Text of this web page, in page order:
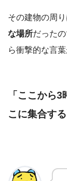
その建物の周
な場所だった
ら衝撃的な言葉
「ここから
こに集合する